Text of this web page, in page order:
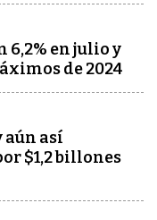
6,2% en julio y
de 2024
aún así
$1,2 billones